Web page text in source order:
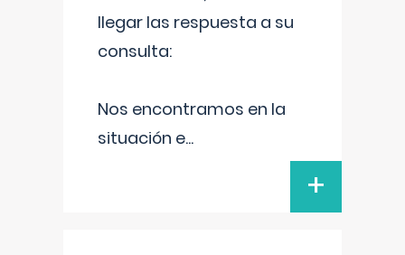
llegar las respuesta a su
consulta:
Nos encontramos en la
situación e...
+